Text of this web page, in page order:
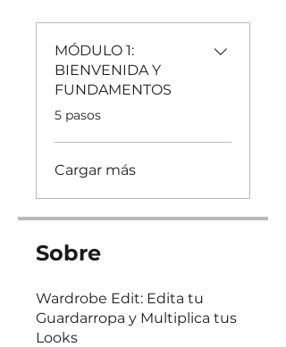
MÓDULO 1:
BIENVENIDA Y
FUNDAMENTOS
.5 pasos
Cargar más
Sobre
Wardrobe Edit: Edita tu
Guardarropa y Multiplica tus
Looks